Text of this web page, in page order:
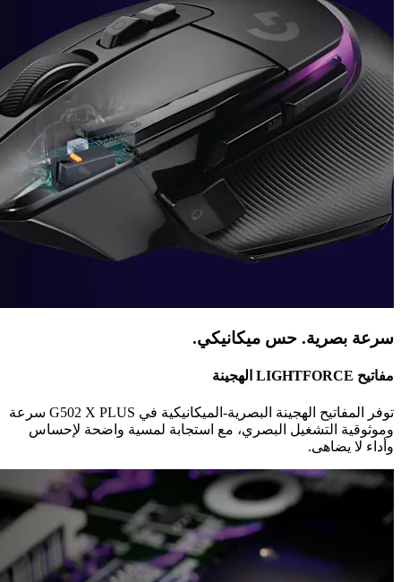
سرعة بصرية. حس ميكانيكي.
مفاتيح ‏LIGHTFORCE‏ الهجينة
توفر المفاتيح الهجينة البصرية-الميكانيكية في ‏G502 X PLUS‏ سرعة
وموثوقية التشغيل البصري، مع استجابة لمسية واضحة لإحساس
وأداء لا يضاهى.